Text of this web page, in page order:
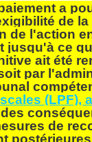
a
de la
de l'action
jusqu'à ce
ait été
par
(LPF),
de